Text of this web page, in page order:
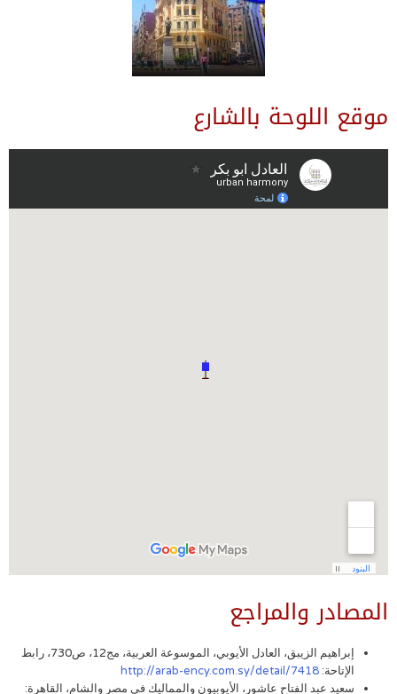
موقع اللوحة بالشارع
المصادر والمراجع
إبراهيم الزيبق، العادل الأيوبي، الموسوعة العربية، مج12، ص730، رابط
الإتاحة:http://arab-ency.com.sy/detail/7418
سعيد عبد الفتاح عاشور، الأيوبيون والمماليك في مصر والشام، القاهرة: